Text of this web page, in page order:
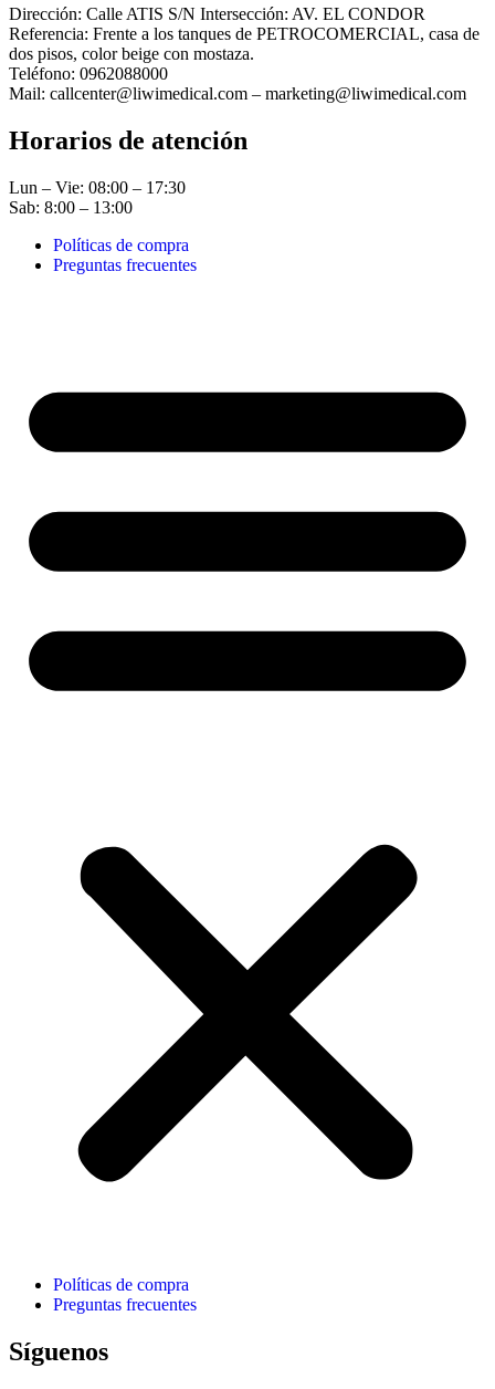
Dirección: Calle ATIS S/N Intersección: AV. EL CONDOR
Referencia: Frente a los tanques de PETROCOMERCIAL, casa de
dos pisos, color beige con mostaza.
Teléfono: 0962088000
Mail: callcenter@liwimedical.com – marketing@liwimedical.com
Horarios de atención
Lun – Vie: 08:00 – 17:30
Sab: 8:00 – 13:00
Políticas de compra
Preguntas frecuentes
Políticas de compra
Preguntas frecuentes
Síguenos